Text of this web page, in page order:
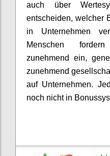
auch über
entscheiden, welcher
in Unternehmen
Menschen fordern
zunehmend ein,
zunehmend
auf Unternehmen.
noch nicht in